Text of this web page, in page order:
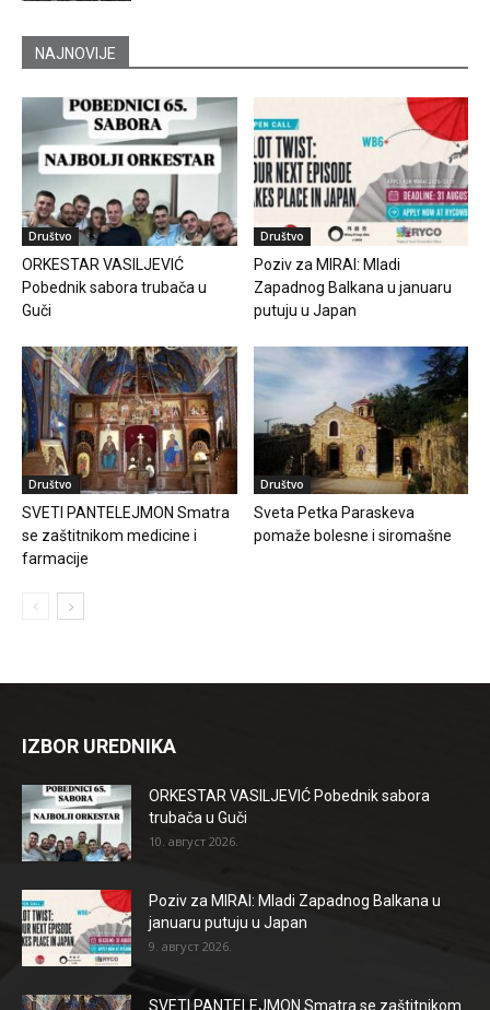
NAJNOVIJE
Društvo
ORKESTAR VASILJEVIĆ
Pobednik sabora trubača u
Guči
Društvo
Poziv za MIRAI: Mladi
Zapadnog Balkana u januaru
putuju u Japan
Društvo
SVETI PANTELEJMON Smatra
se zaštitnikom medicine i
farmacije
Društvo
Sveta Petka Paraskeva
pomaže bolesne i siromašne
IZBOR UREDNIKA
ORKESTAR VASILJEVIĆ Pobednik sabora
trubača u Guči
10. август 2026.
Poziv za MIRAI: Mladi Zapadnog Balkana u
januaru putuju u Japan
9. август 2026.
SVETI PANTELEJMON Smatra se zaštitnikom